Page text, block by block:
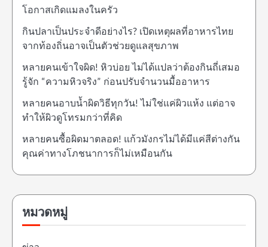
โอกาสเกิดแมลงในครัว
กินปลาเป็นประจำดีอย่างไร? เปิดเหตุผลที่อาหารไทย
จากท้องถิ่นอาจเป็นตัวช่วยดูแลสุขภาพ
หลายคนเข้าใจผิด! หิวบ่อย ไม่ได้แปลว่าต้องกินถี่เสมอ
รู้จัก “ความหิวจริง” ก่อนปรับจำนวนมื้ออาหาร
หลายคนอาบน้ำผิดวิธีทุกวัน! ไม่ใช่แค่ผิวแห้ง แต่อาจ
ทำให้ผิวดูโทรมกว่าที่คิด
หลายคนซื้อผิดมาตลอด! แก้วมังกรไม่ได้มีแค่สีต่างกัน
คุณค่าทางโภชนาการก็ไม่เหมือนกัน
หมวดหมู่